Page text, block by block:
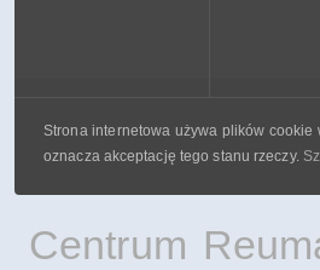
Strona internetowa używa plików
oznacza akceptację tego stanu rzeczy.
Centrum